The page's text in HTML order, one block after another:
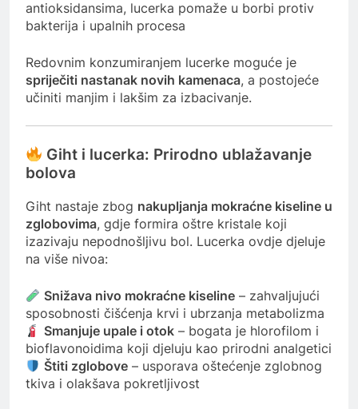
antioksidansima, lucerka pomaže u borbi protiv
bakterija i upalnih procesa
Redovnim konzumiranjem lucerke moguće je
spriječiti nastanak novih kamenaca, a postojeće
učiniti manjim i lakšim za izbacivanje.
Giht i lucerka: Prirodno ublažavanje
bolova
Giht nastaje zbog nakupljanja mokraćne kiseline u
zglobovima, gdje formira oštre kristale koji
izazivaju nepodnošljivu bol. Lucerka ovdje djeluje
na više nivoa:
Snižava nivo mokraćne kiseline – zahvaljujući
sposobnosti čišćenja krvi i ubrzanja metabolizma
Smanjuje upale i otok – bogata je hlorofilom i
bioflavonoidima koji djeluju kao prirodni analgetici
Štiti zglobove – usporava oštećenje zglobnog
tkiva i olakšava pokretljivost